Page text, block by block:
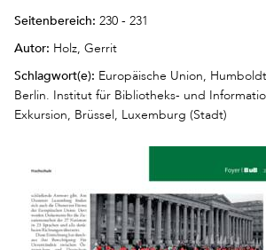
Seitenbereich: 230 - 231
Autor: Holz, Gerrit
Schlagwort(e): Europäische Union,
Berlin. Institut für Bibliotheks- und
Exkursion, Brüssel, Luxemburg (Stadt)